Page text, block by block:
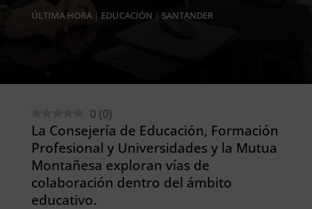
ÚLTIMA HORA| EDUCACIÓN | SANTANDER
0 (0)
La Consejería de Educación, Formación
Profesional y Universidades y la Mutua
Montañesa exploran vías de
colaboración dentro del ámbito
educativo.